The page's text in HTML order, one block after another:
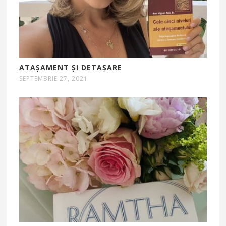
ATAȘAMENT ȘI DETAȘARE
SEPTEMBRIE 27, 2021